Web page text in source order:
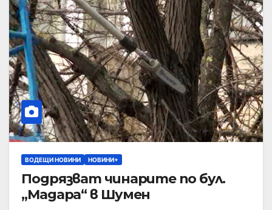
ВОДЕЩИ НОВИНИ НОВИНИ+
Подрязват чинарите по бул.
„Мадара“ в Шумен